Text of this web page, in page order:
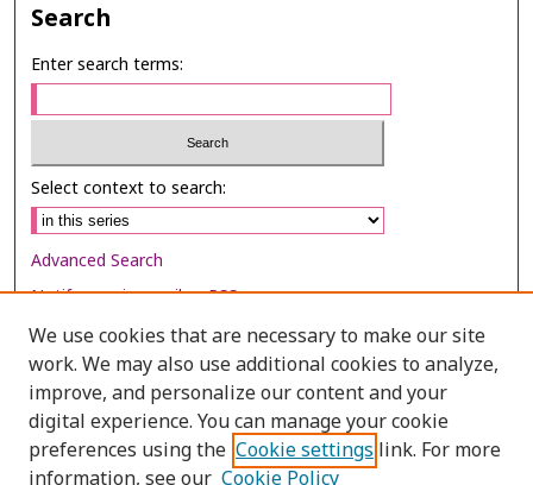
Search
Enter search terms:
Select context to search:
Advanced Search
Notify me via email orRSS
Browse
Collections
Disciplines
Authors
We use cookies that are necessary to make our site
work. We may also use additional cookies to analyze,
improve, and personalize our content and your
digital experience. You can manage your cookie
preferences using the Cookie settings link. For more
information, see our Cookie Policy